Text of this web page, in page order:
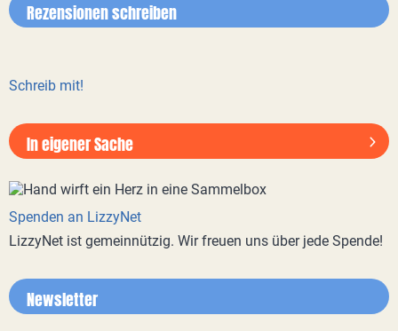
Rezensionen schreiben
Schreib mit!
In eigener Sache
Spenden an LizzyNet
LizzyNet ist gemeinnützig. Wir freuen uns über jede Spende!
Newsletter